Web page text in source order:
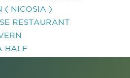
( NICOSIA )
RESTAURANT
HALF